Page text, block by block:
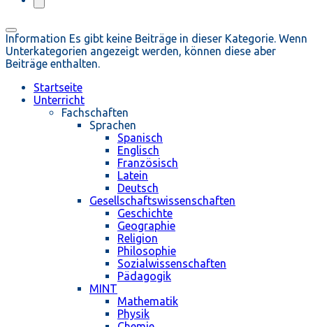
Information Es gibt keine Beiträge in dieser Kategorie. Wenn
Unterkategorien angezeigt werden, können diese aber
Beiträge enthalten.
Startseite
Unterricht
Fachschaften
Sprachen
Spanisch
Englisch
Französisch
Latein
Deutsch
Gesellschaftswissenschaften
Geschichte
Geographie
Religion
Philosophie
Sozialwissenschaften
Pädagogik
MINT
Mathematik
Physik